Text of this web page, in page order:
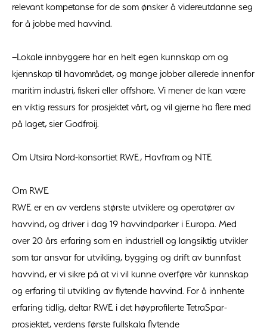
relevant kompetanse for de som ønsker å videreutdanne seg
for å jobbe med havvind.
–Lokale innbyggere har en helt egen kunnskap om og
kjennskap til havområdet, og mange jobber allerede innenfor
maritim industri, fiskeri eller offshore. Vi mener de kan være
en viktig ressurs for prosjektet vårt, og vil gjerne ha flere med
på laget, sier Godfroij.
Om Utsira Nord-konsortiet RWE, Havfram og NTE
Om RWE
RWE er en av verdens største utviklere og operatører av
havvind, og driver i dag 19 havvindparker i Europa. Med
over 20 års erfaring som en industriell og langsiktig utvikler
som tar ansvar for utvikling, bygging og drift av bunnfast
havvind, er vi sikre på at vi vil kunne overføre vår kunnskap
og erfaring til utvikling av flytende havvind. For å innhente
erfaring tidlig, deltar RWE i det høyprofilerte TetraSpar-
prosjektet, verdens første fullskala flytende